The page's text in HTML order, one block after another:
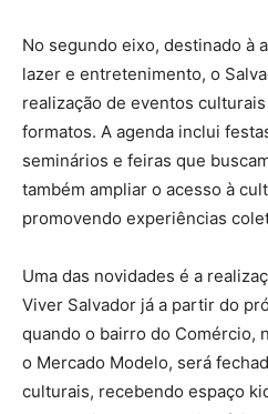
No segundo eixo, destinado à
lazer e entretenimento, o
realização de eventos
formatos. A agenda inclui
seminários e feiras que
também ampliar o acesso à
promovendo experiências
Uma das novidades é a
Viver Salvador já a partir do
quando o bairro do Comércio,
o Mercado Modelo, será
culturais, recebendo espaço